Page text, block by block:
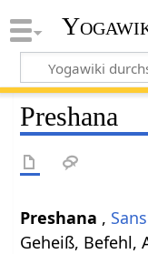
Preshana
Preshana ,
Geheiß, Befehl,